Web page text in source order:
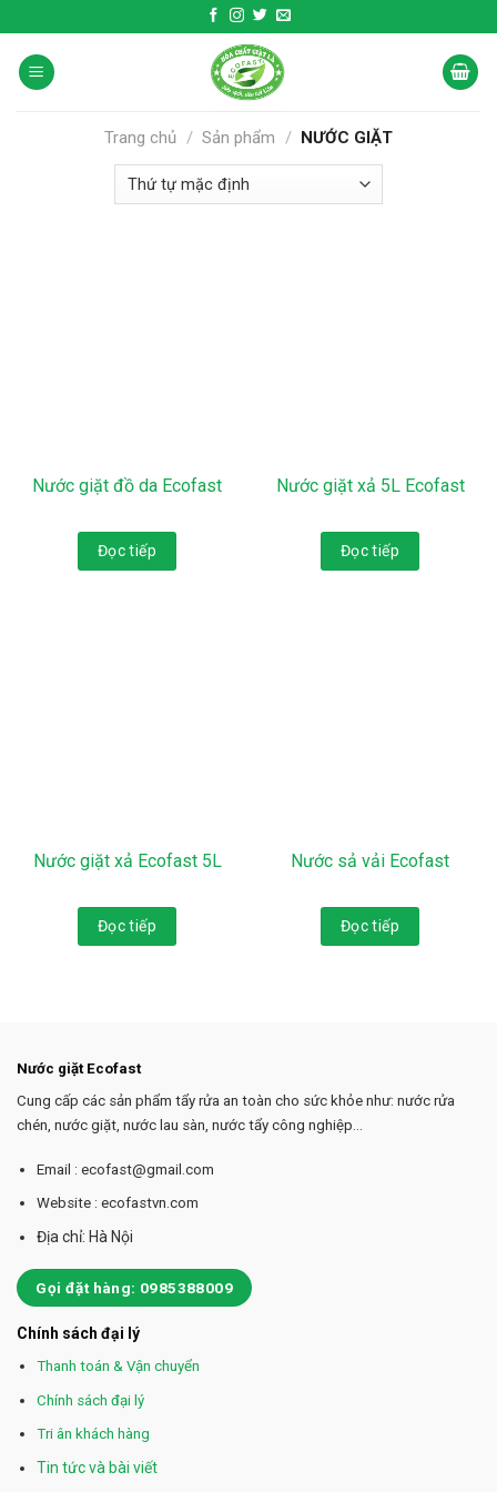
to
content
Trang chủ / Sản phẩm / NƯỚC GIẶT
Nước giặt đồ da Ecofast
Đọc tiếp
Nước giặt xả 5L Ecofast
Đọc tiếp
Nước giặt xả Ecofast 5L
Đọc tiếp
Nước sả vải Ecofast
Đọc tiếp
Nước giặt Ecofast
Cung cấp các sản phẩm tẩy rửa an toàn cho sức khỏe như: nước rửa
chén, nước giặt, nước lau sàn, nước tẩy công nghiệp...
Email : ecofast@gmail.com
Website : ecofastvn.com
Địa chỉ: Hà Nội
Gọi đặt hàng: 0985388009
Chính sách đại lý
Thanh toán & Vận chuyển
Chính sách đại lý
Tri ân khách hàng
Tin tức và bài viết